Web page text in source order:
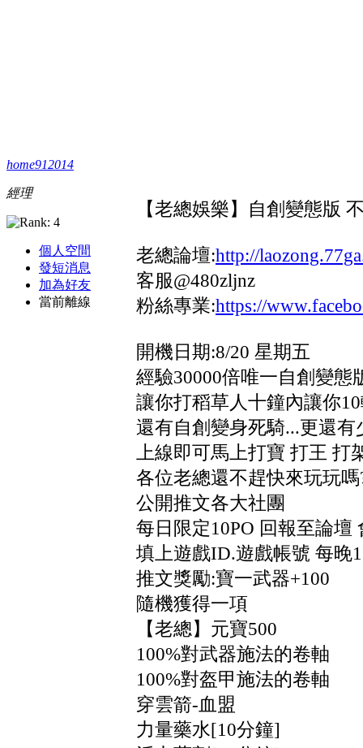
home912014
經理
個人空間
發短消息
加為好友
當前離線
【老總娛樂】自創變態版
老總論壇:http://
客服@480zljnz
粉絲專業:https://
開機日期:8/20 星期五
經驗30000倍唯一自創變態
讓你打稻草人十鐘內讓你
還有自創變身死騎...更還
上線即可馬上打寶 打王 打
各位老總還不趕快來玩玩嗎
公開推文各大社團
每日限定10PO 回報至論
填上遊戲ID.遊戲帳號 每晚
推文獎勵:寶一武器+100
隨機獲得一項
【老總】元寶500
100%對武器施法的卷軸
100%對盔甲施法的卷軸
穿雲箭-血盟
力量藥水[10分鐘]